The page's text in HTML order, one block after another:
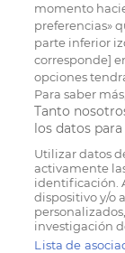
momento
preferencias»
parte inferior
corresponde]
opciones
Para saber
Tanto
los datos
Utilizar datos
activamente
identificación.
dispositivo y/o
investigación
Lista de